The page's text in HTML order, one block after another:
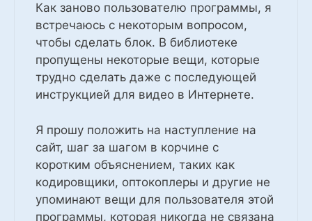
Как заново пользователю программы, я
встречаюсь с некоторым вопросом,
чтобы сделать блок. В библиотеке
пропущены некоторые вещи, которые
трудно сделать даже с последующей
инструкцией для видео в Интернете.
Я прошу положить на наступление на
сайт, шаг за шагом в корчине с
коротким объяснением, таких как
кодировщики, оптокоплеры и другие не
упоминают вещи для пользователя этой
программы, которая никогда не связана